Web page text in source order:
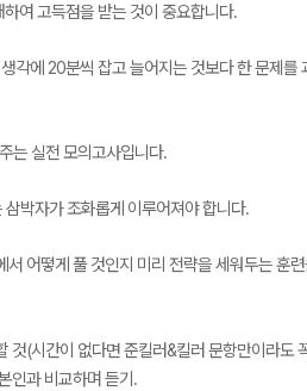
여 고득점을 받는 것이 중요합니다.
각에 20분씩 잡고 늘어지는 것보다 한 문제
는 실전 모의고사입니다.
삼박자가 조화롭게 이루어져야 합니다.
어떻게 풀 것인지 미리 전략을 세워두는 훈
것(시간이 없다면 준킬러&킬러 문항만이라도
인과 비교하며 듣기.